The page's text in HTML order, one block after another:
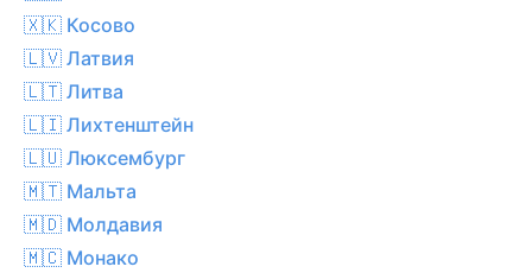
🇽🇰 Косово
🇱🇻 Латвия
🇱🇹 Литва
🇱🇮 Лихтенштейн
🇱🇺 Люксембург
🇲🇹 Мальта
🇲🇩 Молдавия
🇲🇨 Монако